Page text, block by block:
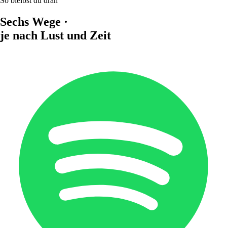
Sechs Wege ·
je nach Lust und Zeit